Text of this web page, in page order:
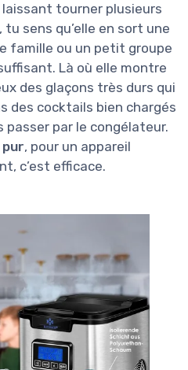
laissant tourner plusieurs
sens qu’elle en sort une
famille ou un petit groupe
Là où elle montre
des glaçons très durs qui
des cocktails bien chargés
par le congélateur.
, pour un appareil
c’est efficace.